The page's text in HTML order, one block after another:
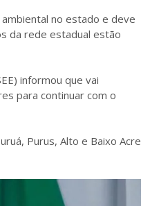
no estado e deve
da rede estadual estão
informou que vai
para continuar com o
Purus, Alto e Baixo Acre